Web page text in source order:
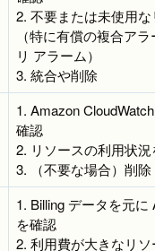
2. 不要または未使用
（特に有償の複合ア
リ アラーム）
3. 統合や削除
1. Amazon
確認
2. リソースの利用状
3. （不要な場合）削除
1. Billing データを元
を確認
2. 利用費が大きなリ